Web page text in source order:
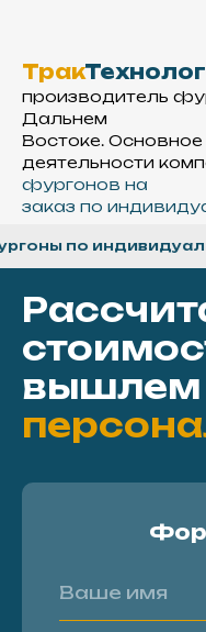
Трак
производитель
Дальнем
Востоке.
деятельности
фургонов на
заказ по
высокой
и прочностью
по индивидуальным
вышлем